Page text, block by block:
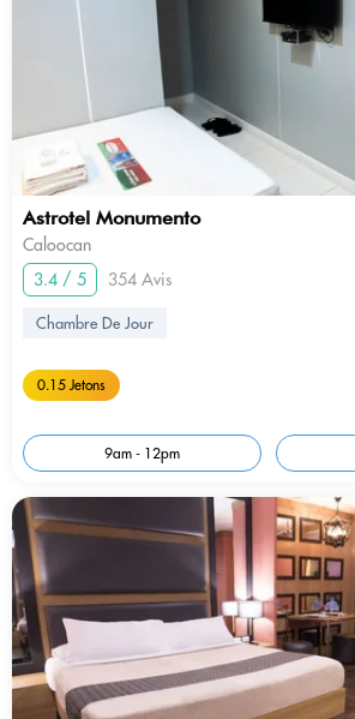
Astrotel Monumento
Caloocan
3.4 / 5
354 Avis
Chambre De Jour
0.15 Jetons
9am - 12pm